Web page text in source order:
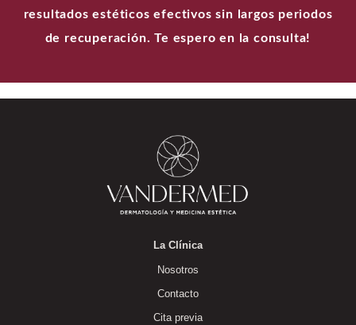
resultados estéticos efectivos sin largos periodos
de recuperación. Te espero en la consulta!
La Clínica
Nosotros
Contacto
Cita previa